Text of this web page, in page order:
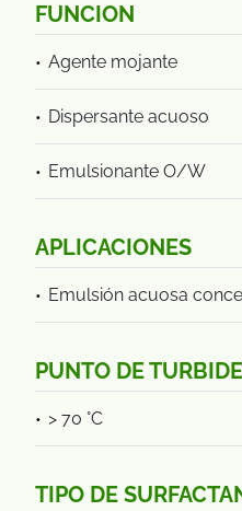
FUNCION
Agente mojante
Dispersante acuoso
Emulsionante O/W
APLICACIONES
Emulsión acuosa
PUNTO DE
> 70 °C
TIPO DE